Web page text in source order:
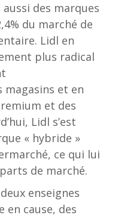
des marques
du marché de
Lidl en
plus radical
et en
et des
Lidl s’est
« hybride »
ce qui lui
de marché.
enseignes
en cause, des